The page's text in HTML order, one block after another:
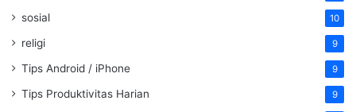
sosial 10
religi 9
Tips Android / iPhone 9
Tips Produktivitas Harian 9